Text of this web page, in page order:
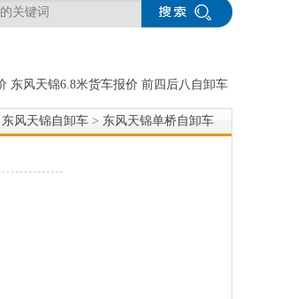
东风天锦6.8米货车报价 前四后八自卸车
东风天锦自卸车 > 东风天锦单桥自卸车